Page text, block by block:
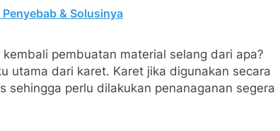
& Solusinya
pembuatan material selang dari apa?
utama dari karet. Karet jika digunakan secara
perlu dilakukan penanaganan segera